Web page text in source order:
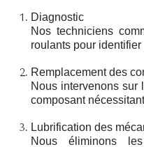
Diagnostic
Nos techniciens
roulants pour
Remplacement des
Nous intervenons sur
composant
Lubrification des
Nous éliminons